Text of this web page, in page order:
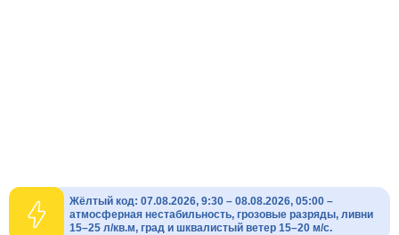
Жёлтый код: 07.08.2026, 9:30 – 08.08.2026, 05:00 –
атмосферная нестабильность, грозовые разряды, ливни
15–25 л/кв.м, град и шквалистый ветер 15–20 м/с.